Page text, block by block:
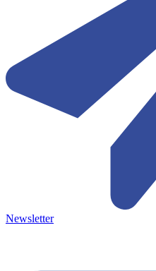
Newsletter